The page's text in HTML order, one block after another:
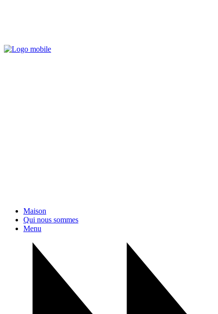
Maison
Qui nous sommes
Menu